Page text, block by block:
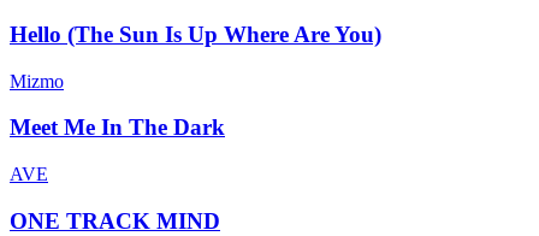
Hello (The Sun Is Up Where Are You)
Mizmo
Meet Me In The Dark
AVE
ONE TRACK MIND